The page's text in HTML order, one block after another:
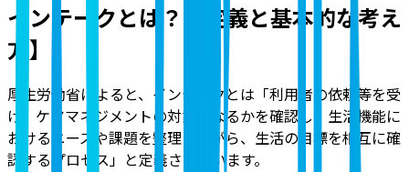
インテークとは？【定義と基本的な考え
方】
厚生労働省によると、インテークとは「利用者の依頼等を受
け、ケアマネジメントの対象となるかを確認し、生活機能に
おけるニーズや課題を整理しながら、生活の目標を相互に確
認するプロセス」と定義されています。